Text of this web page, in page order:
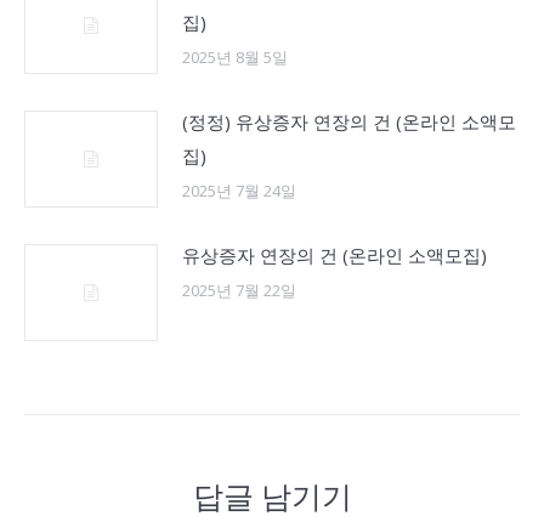
집)
2025년 8월 5일
(정정) 유상증자 연장의 건 (온라인 소액모
집)
2025년 7월 24일
유상증자 연장의 건 (온라인 소액모집)
2025년 7월 22일
답글 남기기